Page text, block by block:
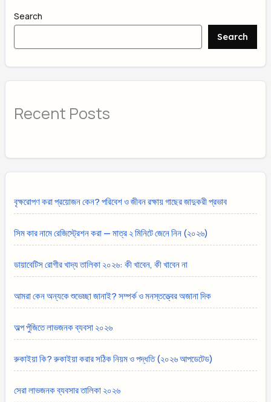
Search
Search
Recent Posts
বৃক্ষরোপণ করা প্রয়োজন কেন? পরিবেশ ও জীবন রক্ষায় গাছের জাদুকরী প্রভাব
সিম কার নামে রেজিস্ট্রেশন করা — মাত্র ২ মিনিটে জেনে নিন (২০২৬)
ডায়াবেটিস রোগীর খাদ্য তালিকা ২০২৬: কী খাবেন, কী খাবেন না
আমরা কেন অন্যকে শুভেচ্ছা জানাই? সম্পর্ক ও মনস্তত্ত্বের অজানা দিক
অল্প পুঁজিতে লাভজনক ব্যবসা ২০২৬
রুকাইয়া কি? রুকাইয়া করার সঠিক নিয়ম ও পদ্ধতি (২০২৬ আপডেটেড)
সেরা লাভজনক ব্যবসার তালিকা ২০২৬